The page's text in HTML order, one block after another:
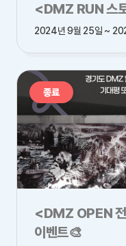
<DMZ RUN 스
2024년 9월 25일 ~
종료
<DMZ OPEN
이벤트🎨